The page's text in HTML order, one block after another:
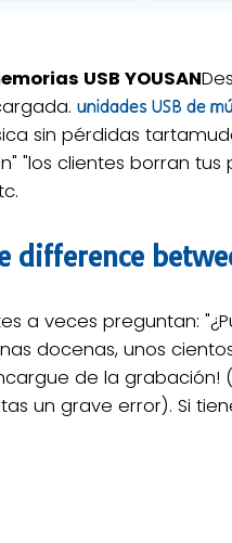
USB YOUSAN
unidades USB de
sin pérdidas
"los clientes borran
difference
a veces preguntan:
docenas, unos
de la
un grave error). Si